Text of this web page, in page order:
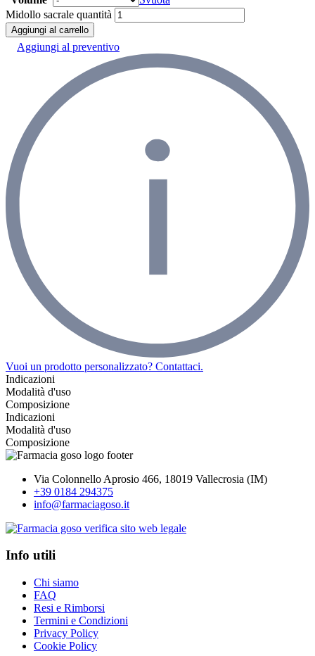
Midollo sacrale quantità
Aggiungi al carrello
Aggiungi al preventivo
Vuoi un prodotto personalizzato? Contattaci.
Indicazioni
Modalità d'uso
Composizione
Indicazioni
Modalità d'uso
Composizione
Via Colonnello Aprosio 466, 18019 Vallecrosia (IM)
+39 0184 294375
info@farmaciagoso.it
Info utili
Chi siamo
FAQ
Resi e Rimborsi
Termini e Condizioni
Privacy Policy
Cookie Policy